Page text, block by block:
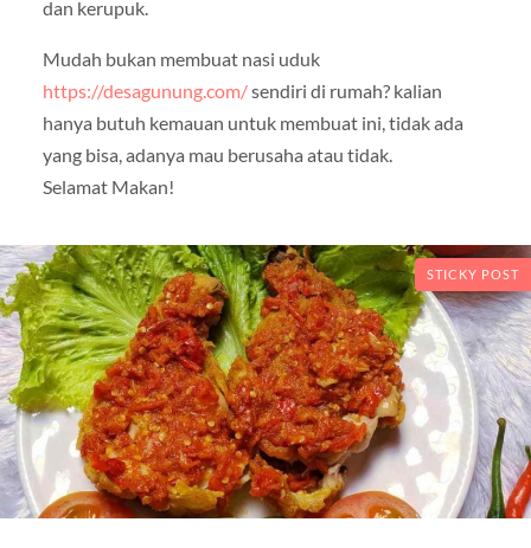
dan kerupuk.
Mudah bukan membuat nasi uduk
https://desagunung.com/sendiri di rumah? kalian
hanya butuh kemauan untuk membuat ini, tidak ada
yang bisa, adanya mau berusaha atau tidak.
Selamat Makan!
STICKY POST